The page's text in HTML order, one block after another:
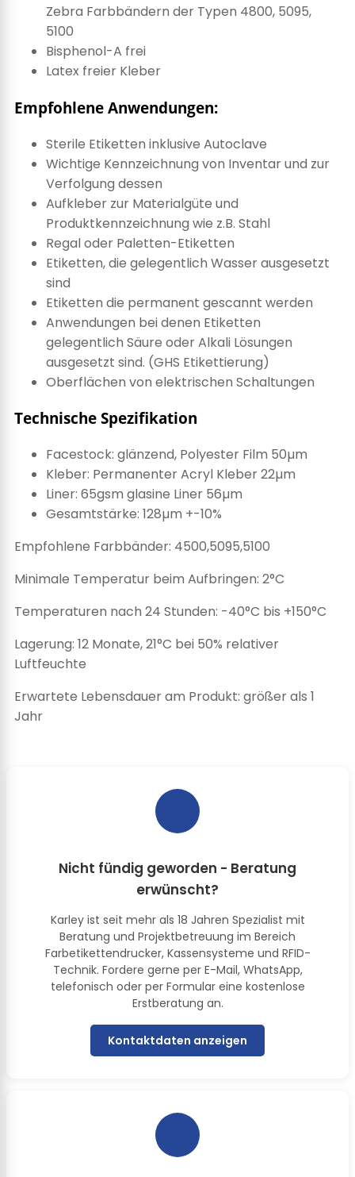
Zebra Farbbändern der Typen 4800, 5095,
5100
Bisphenol-A frei
Latex freier Kleber
Empfohlene Anwendungen:
Sterile Etiketten inklusive Autoclave
Wichtige Kennzeichnung von Inventar und zur
Verfolgung dessen
Aufkleber zur Materialgüte und
Produktkennzeichnung wie z.B. Stahl
Regal oder Paletten-Etiketten
Etiketten, die gelegentlich Wasser ausgesetzt
sind
Etiketten die permanent gescannt werden
Anwendungen bei denen Etiketten
gelegentlich Säure oder Alkali Lösungen
ausgesetzt sind. (GHS Etikettierung)
Oberflächen von elektrischen Schaltungen
Technische Spezifikation
Facestock: glänzend, Polyester Film 50µm
Kleber: Permanenter Acryl Kleber 22µm
Liner: 65gsm glasine Liner 56µm
Gesamtstärke: 128µm +-10%
Empfohlene Farbbänder: 4500,5095,5100
Minimale Temperatur beim Aufbringen: 2°C
Temperaturen nach 24 Stunden: -40°C bis +150°C
Lagerung: 12 Monate, 21°C bei 50% relativer
Luftfeuchte
Erwartete Lebensdauer am Produkt: größer als 1
Jahr
Nicht fündig geworden - Beratung
erwünscht?
Karley ist seit mehr als 18 Jahren Spezialist mit
Beratung und Projektbetreuung im Bereich
Farbetikettendrucker, Kassensysteme und RFID-
Technik. Fordere gerne per E-Mail, WhatsApp,
telefonisch oder per Formular eine kostenlose
Erstberatung an.
Kontaktdaten anzeigen